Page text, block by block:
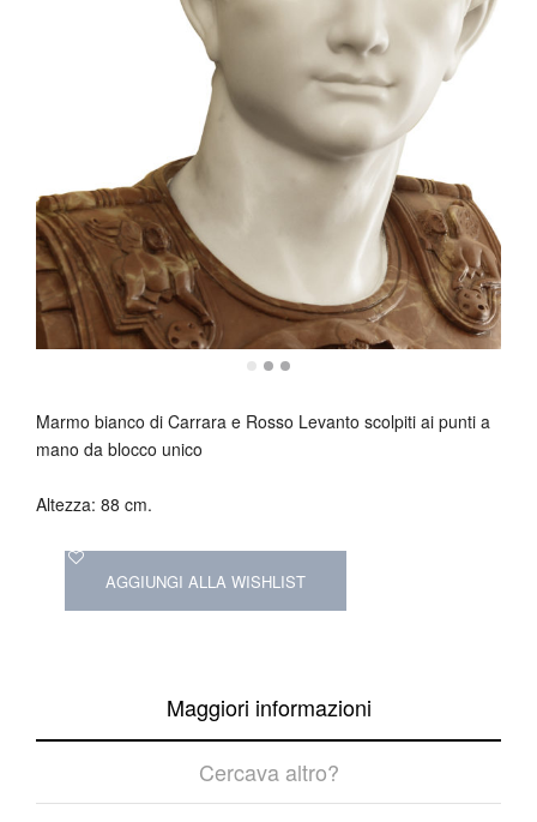
Marmo bianco di Carrara e Rosso Levanto scolpiti ai punti a
mano da blocco unico
Altezza: 88 cm.
AGGIUNGI ALLA WISHLIST
Maggiori informazioni
Cercava altro?